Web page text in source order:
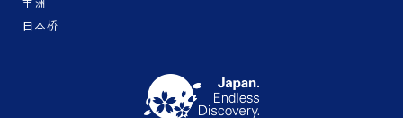
日本桥